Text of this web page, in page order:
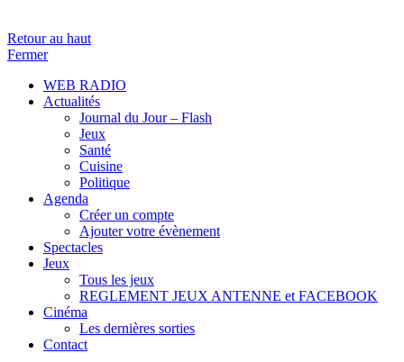
Retour au haut
Fermer
WEB RADIO
Actualités
Journal du Jour – Flash
Jeux
Santé
Cuisine
Politique
Agenda
Créer un compte
Ajouter votre évènement
Spectacles
Jeux
Tous les jeux
REGLEMENT JEUX ANTENNE et FACEBOOK
Cinéma
Les dernières sorties
Contact